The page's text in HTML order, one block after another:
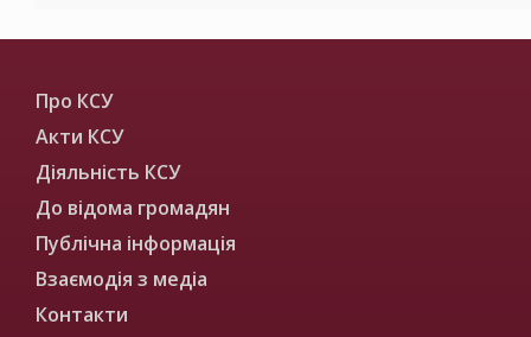
Про КСУ
Акти КСУ
Діяльність КСУ
До відома громадян
Публічна інформація
Взаємодія з медіа
Контакти